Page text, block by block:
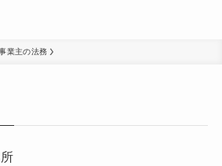
業主の法務